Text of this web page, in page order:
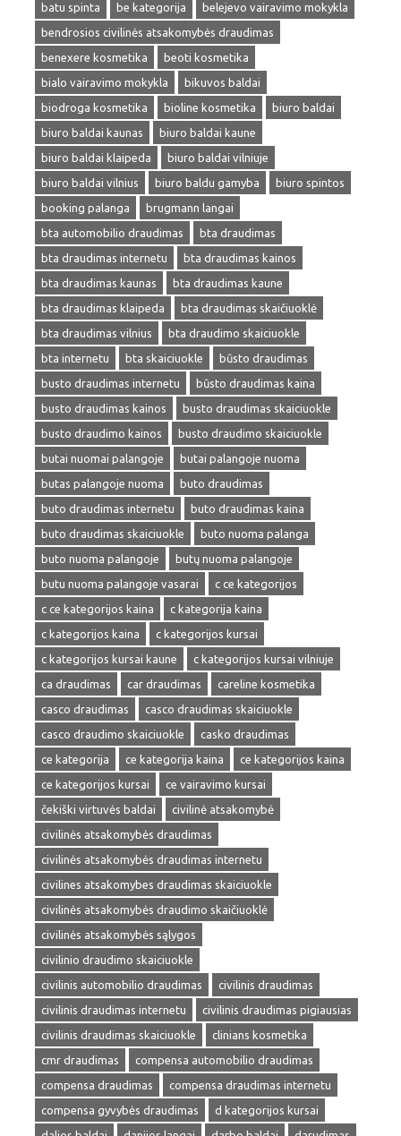
batu spinta
be kategorija
belejevo vairavimo mokykla
bendrosios civilinės atsakomybės draudimas
benexere kosmetika
beoti kosmetika
bialo vairavimo mokykla
bikuvos baldai
biodroga kosmetika
bioline kosmetika
biuro baldai
biuro baldai kaunas
biuro baldai kaune
biuro baldai klaipeda
biuro baldai vilniuje
biuro baldai vilnius
biuro baldu gamyba
biuro spintos
booking palanga
brugmann langai
bta automobilio draudimas
bta draudimas
bta draudimas internetu
bta draudimas kainos
bta draudimas kaunas
bta draudimas kaune
bta draudimas klaipeda
bta draudimas skaičiuoklė
bta draudimas vilnius
bta draudimo skaiciuokle
bta internetu
bta skaiciuokle
būsto draudimas
busto draudimas internetu
būsto draudimas kaina
busto draudimas kainos
busto draudimas skaiciuokle
busto draudimo kainos
busto draudimo skaiciuokle
butai nuomai palangoje
butai palangoje nuoma
butas palangoje nuoma
buto draudimas
buto draudimas internetu
buto draudimas kaina
buto draudimas skaiciuokle
buto nuoma palanga
buto nuoma palangoje
butų nuoma palangoje
butu nuoma palangoje vasarai
c ce kategorijos
c ce kategorijos kaina
c kategorija kaina
c kategorijos kaina
c kategorijos kursai
c kategorijos kursai kaune
c kategorijos kursai vilniuje
ca draudimas
car draudimas
careline kosmetika
casco draudimas
casco draudimas skaiciuokle
casco draudimo skaiciuokle
casko draudimas
ce kategorija
ce kategorija kaina
ce kategorijos kaina
ce kategorijos kursai
ce vairavimo kursai
čekiški virtuvės baldai
civilinė atsakomybė
civilinės atsakomybės draudimas
civilinės atsakomybės draudimas internetu
civilines atsakomybes draudimas skaiciuokle
civilinės atsakomybės draudimo skaičiuoklė
civilinės atsakomybės sąlygos
civilinio draudimo skaiciuokle
civilinis automobilio draudimas
civilinis draudimas
civilinis draudimas internetu
civilinis draudimas pigiausias
civilinis draudimas skaiciuokle
clinians kosmetika
cmr draudimas
compensa automobilio draudimas
compensa draudimas
compensa draudimas internetu
compensa gyvybės draudimas
d kategorijos kursai